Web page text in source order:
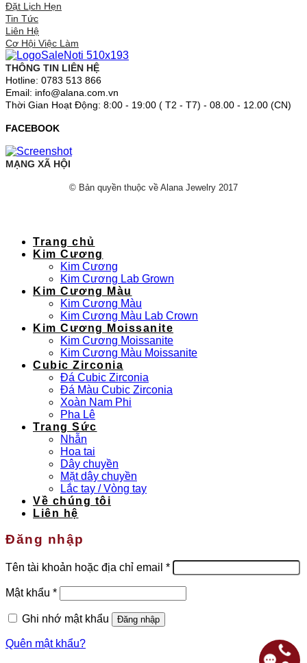
Đặt Lịch Hẹn
Tin Tức
Liên Hệ
Cơ Hội Việc Làm
THÔNG TIN LIÊN HỆ
Hotline: 0783 513 866
Email: info@alana.com.vn
Thời Gian Hoạt Động: 8:00 - 19:00 ( T2 - T7) - 08.00 - 12.00 (CN)
FACEBOOK
MẠNG XÃ HỘI
© Bản quyền thuộc về Alana Jewelry 2017
Trang chủ
Kim Cương
Kim Cương
Kim Cương Lab Grown
Kim Cương Màu
Kim Cương Màu
Kim Cương Màu Lab Crown
Kim Cương Moissanite
Kim Cương Moissanite
Kim Cương Màu Moissanite
Cubic Zirconia
Đá Cubic Zirconia
Đá Màu Cubic Zirconia
Xoàn Nam Phi
Pha Lê
Trang Sức
Nhẫn
Hoa tai
Dây chuyền
Mặt dây chuyền
Lắc tay / Vòng tay
Về chúng tôi
Liên hệ
Đăng nhập
Tên tài khoản hoặc địa chỉ email *Bắt
buộc
Mật khẩu *Bắt
buộc
Ghi nhớ mật khẩu
Đăng nhập
Quên mật khẩu?